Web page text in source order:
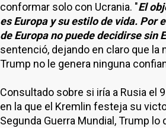
conformar solo con Ucrania. "El
es Europa y su estilo de vida. Por
de Europa no puede decidirse sin
sentenció, dejando en claro que la
Trump no le genera ninguna
Consultado sobre si iría a Rusia el
en la que el Kremlin festeja su
Segunda Guerra Mundial, Trump lo